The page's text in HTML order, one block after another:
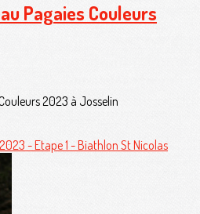
Pagaies Couleurs
2023 à Josselin